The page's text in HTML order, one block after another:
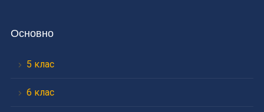
Основно
5 клас
6 клас